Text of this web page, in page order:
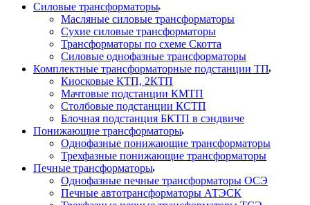
Силовые трансформаторы
Масляные силовые трансформаторы
Сухие силовые трансформаторы
Трансформаторы по схеме Скотта
Силовые однофазные трансформаторы
Комплектные трансформаторные подстанции ТП
Киосковые КТП, 2КТП
Мачтовые подстанции КМТП
Столбовые подстанции КСТП
Блочная подстанция БКТП в сэндвиче
Понижающие трансформаторы
Однофазные понижающие трансформаторы
Трехфазные понижающие трансформаторы
Печные трансформаторы
Однофазные печные трансформаторы ОСЭ
Печные автотрансформаторы АТЭСК